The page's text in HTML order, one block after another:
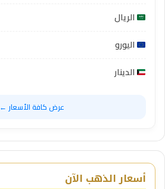
الريال
اليورو
الدينار
عرض كافة الأسعار ←
أسعار الذهب الآن